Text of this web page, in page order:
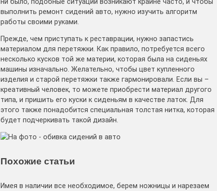
выполнить ремонт сидений авто, нужно изучить алгоритм
работы своими руками.
Прежде, чем приступать к реставрации, нужно запастись
материалом для перетяжки. Как правило, потребуется всего
несколько кусков той же материи, которая была на сиденьях
машины изначально. Желательно, чтобы цвет купленного
изделия и старой перетяжки также гармонировали. Если вы –
креативный человек, то можете приобрести материал другого
типа, и пришить его куски к сиденьям в качестве латок. Для
этого также понадобится специальная толстая нитка, которая
будет подчеркивать такой дизайн.
Похожие статьи
Имея в наличии все необходимое, берем ножницы и нарезаем